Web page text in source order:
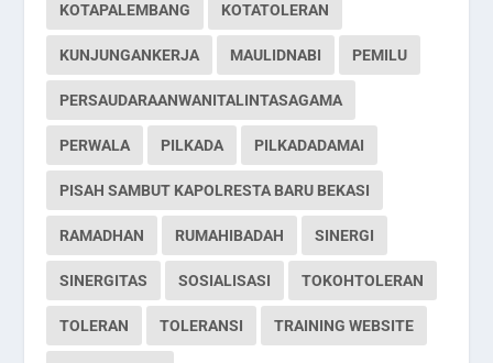
KOTAPALEMBANG KOTATOLERAN
KUNJUNGANKERJA MAULIDNABI PEMILU
PERSAUDARAANWANITALINTASAGAMA
PERWALA PILKADA PILKADADAMAI
PISAH SAMBUT KAPOLRESTA BARU BEKASI
RAMADHAN RUMAHIBADAH SINERGI
SINERGITAS SOSIALISASI TOKOHTOLERAN
TOLERAN TOLERANSI TRAINING WEBSITE